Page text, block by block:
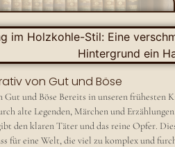
von Gut und Böse
Gut und Böse Bereits in unseren
alte Legenden, Märchen und
den klaren Täter und das reine Opfer.
für eine Welt, die viel zu komplex und